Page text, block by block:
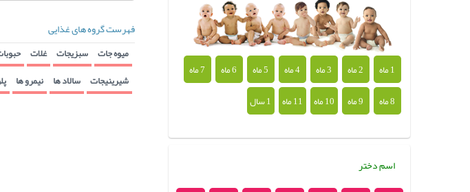
فهرست گروه های غذایی
میوه جات سبزیجات غلات
شیرینیجات سالاد ها نیمرو ها
1 ماه 2 ماه 3 ماه 4 ماه 5 ماه 6 ماه
7 ماه
8 ماه
9 ماه 10 ماه 11 ماه 1 سال
اسم دختر